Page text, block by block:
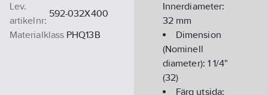
Lev.
artikelnr:
592-032X400
Materialklass PHQ13B
Innerdiameter:
32 mm
Dimension
(Nominell
diameter): 1 1/4"
(32)
Färg utsida: